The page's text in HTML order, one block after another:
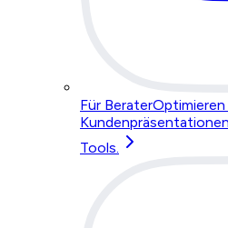
Für BeraterOptimieren
Tools.